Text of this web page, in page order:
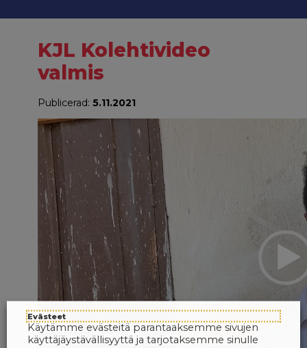
KJL Kolehtivideo
valmis
Publicerad: 5.11.2021
Videospelare
Evästeet
Käytämme evästeitä parantaaksemme sivujen
käyttäjäystävällisyyttä ja tarjotaksemme sinulle